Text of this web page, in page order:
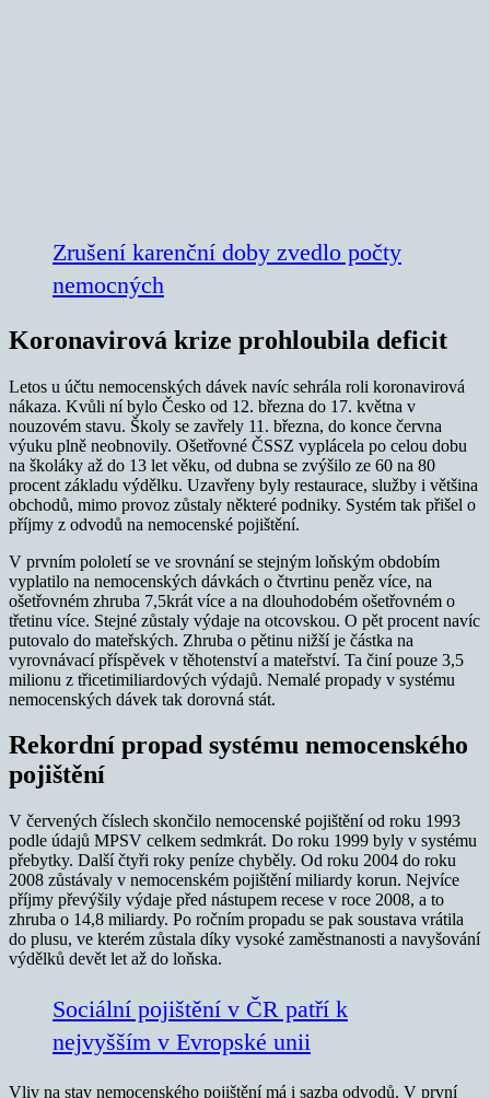
Zrušení karenční doby zvedlo počty
nemocných
Koronavirová krize prohloubila deficit
Letos u účtu nemocenských dávek navíc sehrála roli koronavirová
nákaza. Kvůli ní bylo Česko od 12. března do 17. května v
nouzovém stavu. Školy se zavřely 11. března, do konce června
výuku plně neobnovily. Ošetřovné ČSSZ vyplácela po celou dobu
na školáky až do 13 let věku, od dubna se zvýšilo ze 60 na 80
procent základu výdělku. Uzavřeny byly restaurace, služby i většina
obchodů, mimo provoz zůstaly některé podniky. Systém tak přišel o
příjmy z odvodů na nemocenské pojištění.
V prvním pololetí se ve srovnání se stejným loňským obdobím
vyplatilo na nemocenských dávkách o čtvrtinu peněz více, na
ošetřovném zhruba 7,5krát více a na dlouhodobém ošetřovném o
třetinu více. Stejné zůstaly výdaje na otcovskou. O pět procent navíc
putovalo do mateřských. Zhruba o pětinu nižší je částka na
vyrovnávací příspěvek v těhotenství a mateřství. Ta činí pouze 3,5
milionu z třicetimiliardových výdajů. Nemalé propady v systému
nemocenských dávek tak dorovná stát.
Rekordní propad systému nemocenského
pojištění
V červených číslech skončilo nemocenské pojištění od roku 1993
podle údajů MPSV celkem sedmkrát. Do roku 1999 byly v systému
přebytky. Další čtyři roky peníze chyběly. Od roku 2004 do roku
2008 zůstávaly v nemocenském pojištění miliardy korun. Nejvíce
příjmy převýšily výdaje před nástupem recese v roce 2008, a to
zhruba o 14,8 miliardy. Po ročním propadu se pak soustava vrátila
do plusu, ve kterém zůstala díky vysoké zaměstnanosti a navyšování
výdělků devět let až do loňska.
Sociální pojištění v ČR patří k
nejvyšším v Evropské unii
Vliv na stav nemocenského pojištění má i sazba odvodů. V první